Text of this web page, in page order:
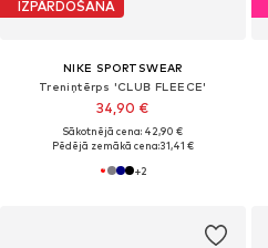
IZPĀRDOŠANA
NIKE SPORTSWEAR
Treniņtērps 'CLUB FLEECE'
34,90 €
Sākotnējā cena: 42,90 €
Pēdējā zemākā cena:31,41 €
+2